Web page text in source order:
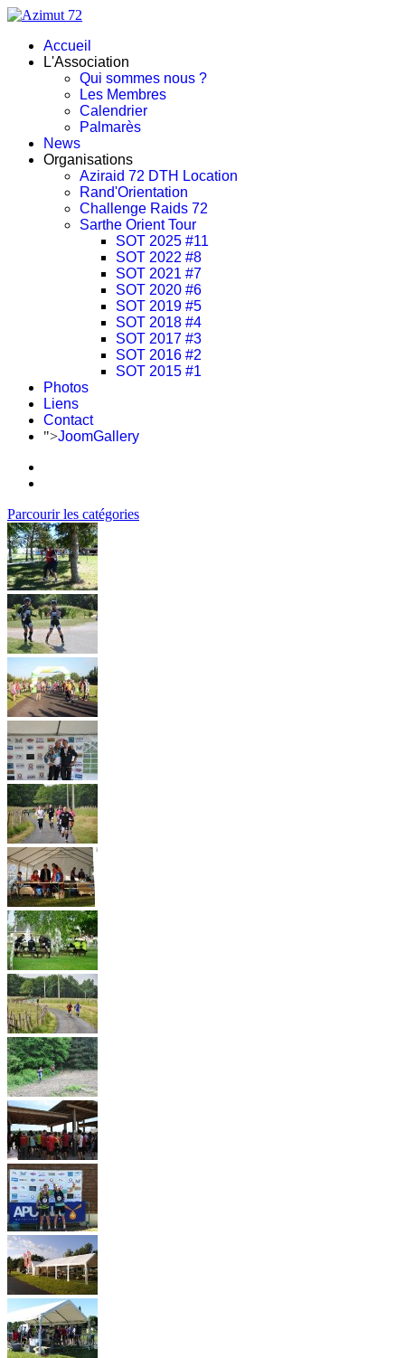
Accueil
L'Association
Qui sommes nous ?
Les Membres
Calendrier
Palmarès
News
Organisations
Aziraid 72 DTH Location
Rand'Orientation
Challenge Raids 72
Sarthe Orient Tour
SOT 2025 #11
SOT 2022 #8
SOT 2021 #7
SOT 2020 #6
SOT 2019 #5
SOT 2018 #4
SOT 2017 #3
SOT 2016 #2
SOT 2015 #1
Photos
Liens
Contact
">JoomGallery
Parcourir les catégories